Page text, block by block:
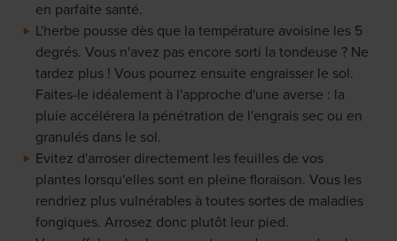
en parfaite santé.
L'herbe pousse dès que la température avoisine les 5
degrés. Vous n'avez pas encore sorti la tondeuse ? Ne
tardez plus ! Vous pourrez ensuite engraisser le sol.
Faites-le idéalement à l'approche d'une averse : la
pluie accélérera la pénétration de l'engrais sec ou en
granulés dans le sol.
Evitez d'arroser directement les feuilles de vos
plantes lorsqu'elles sont en pleine floraison. Vous les
rendriez plus vulnérables à toutes sortes de maladies
fongiques. Arrosez donc plutôt leur pied.